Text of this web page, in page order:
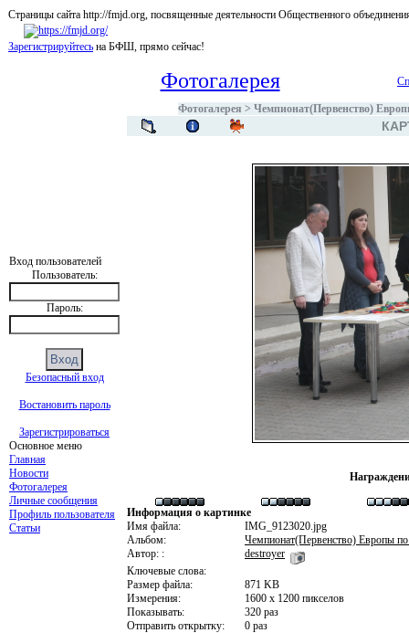
Страницы сайта http://fmjd.org, посвященные деятельности Общественного
Зарегистрируйтесь на БФШ, прямо сейчас!
Вход пользователей
Пользователь:
Пароль:
Безопасный вход
Востановить пароль
Зарегистрироваться
Основное меню
Главная
Новости
Фотогалерея
Личные сообщения
Профиль пользователя
Статьи
Фотогалерея
Фотогалерея > Чемпионат(Первенство)
Информация о картинке
Имя файла:
IMG_9123020.jpg
Альбом:
Чемпионат(Первенство) Европы
Автор: :
destroyer
Ключевые слова:
Размер файла:
871 KB
Измерения:
1600 x 1200 пикселов
Показывать:
320 раз
Отправить открытку:
0 раз